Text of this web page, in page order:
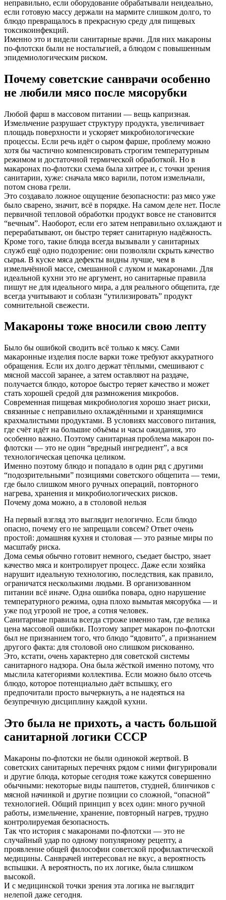
неправильно, если оборудование обрабатывали неидеально,
если готовую массу держали на мармите слишком долго, то
блюдо превращалось в прекрасную среду для пищевых
токсикоинфекций.
Именно это и видели санитарные врачи. Для них макароны
по-флотски были не ностальгией, а блюдом с повышенным
эпидемиологическим риском.
Почему советские санврачи особенно
не любили мясо после мясорубки
Любой фарш в массовом питании — вещь капризная.
Измельчение разрушает структуру продукта, увеличивает
площадь поверхности и ускоряет микробиологические
процессы. Если речь идёт о сыром фарше, проблему можно
хотя бы частично компенсировать строгим температурным
режимом и достаточной термической обработкой. Но в
макаронах по-флотски схема была хитрее и, с точки зрения
санитарии, хуже: сначала мясо варили, потом измельчали,
потом снова грели.
Это создавало ложное ощущение безопасности: раз мясо уже
было сварено, значит, всё в порядке. На самом деле нет. После
первичной тепловой обработки продукт вовсе не становится
“вечным”. Наоборот, если его затем неправильно охлаждают и
перерабатывают, он быстро теряет санитарную надёжность.
Кроме того, такие блюда всегда вызывали у санитарных
служб ещё одно подозрение: они позволяли скрыть качество
сырья. В куске мяса дефекты видны лучше, чем в
измельчённой массе, смешанной с луком и макаронами. Для
идеальной кухни это не аргумент, но санитарные правила
пишут не для идеального мира, а для реального общепита, где
всегда учитывают и соблазн “утилизировать” продукт
сомнительной свежести.
Макароны тоже вносили свою лепту
Было бы ошибкой сводить всё только к мясу. Сами
макаронные изделия после варки тоже требуют аккуратного
обращения. Если их долго держат тёплыми, смешивают с
мясной массой заранее, а затем оставляют на раздаче,
получается блюдо, которое быстро теряет качество и может
стать хорошей средой для размножения микробов.
Современная пищевая микробиология хорошо знает риски,
связанные с неправильно охлаждёнными и хранящимися
крахмалистыми продуктами. В условиях массового питания,
где счёт идёт на большие объёмы и часы ожидания, это
особенно важно. Поэтому санитарная проблема макарон по-
флотски — это не один “вредный ингредиент”, а вся
технологическая цепочка целиком.
Именно поэтому блюдо и попадало в один ряд с другими
“подозрительными” позициями советского общепита — теми,
где было слишком много ручных операций, повторного
нагрева, хранения и микробиологических рисков.
Почему дома можно, а в столовой нельзя
На первый взгляд это выглядит нелогично. Если блюдо
опасно, почему его не запрещали совсем? Ответ очень
простой: домашняя кухня и столовая — это разные миры по
масштабу риска.
Дома семья обычно готовит немного, съедает быстро, знает
качество мяса и контролирует процесс. Даже если хозяйка
нарушит идеальную технологию, последствия, как правило,
ограничатся несколькими людьми. В организованном
питании всё иначе. Одна ошибка повара, одно нарушение
температурного режима, одна плохо вымытая мясорубка — и
уже под угрозой не трое, а сотня человек.
Санитарные правила всегда строже именно там, где велика
цена массовой ошибки. Поэтому запрет макарон по-флотски
был не признанием того, что блюдо “ядовито”, а признанием
другого факта: для столовой оно слишком рискованно.
Это, кстати, очень характерно для советской системы
санитарного надзора. Она была жёсткой именно потому, что
мыслила категориями коллектива. Если можно было отсечь
блюдо, которое потенциально даёт вспышку, его
предпочитали просто вычеркнуть, а не надеяться на
безупречную дисциплину каждой кухни.
Это была не прихоть, а часть большой
санитарной логики СССР
Макароны по-флотски не были одинокой жертвой. В
советских санитарных перечнях рядом с ними фигурировали
и другие блюда, которые сегодня тоже кажутся совершенно
обычными: некоторые виды паштетов, студней, блинчиков с
мясной начинкой и другие позиции со сложной, “опасной”
технологией. Общий принцип у всех один: много ручной
работы, измельчение, хранение, повторный нагрев, трудно
контролируемая безопасность.
Так что история с макаронами по-флотски — это не
случайный удар по одному популярному рецепту, а
проявление общей философии советской профилактической
медицины. Санврачей интересовал не вкус, а вероятность
вспышки. А вероятность, по их логике, была слишком
высокой.
И с медицинской точки зрения эта логика не выглядит
нелепой даже сегодня.